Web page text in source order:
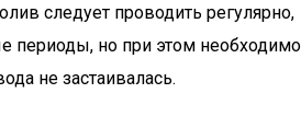
следует проводить регулярно,
периоды, но при этом необходимо
не застаивалась.